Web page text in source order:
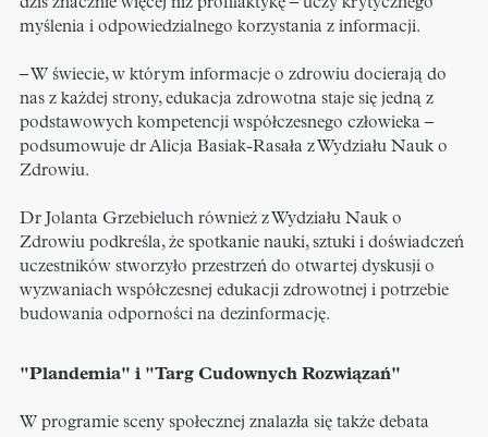
dziś znacznie więcej niż profilaktykę – uczy krytycznego
myślenia i odpowiedzialnego korzystania z informacji.
– W świecie, w którym informacje o zdrowiu docierają do
nas z każdej strony, edukacja zdrowotna staje się jedną z
podstawowych kompetencji współczesnego człowieka –
podsumowuje dr Alicja Basiak-Rasała z Wydziału Nauk o
Zdrowiu.
Dr Jolanta Grzebieluch również z Wydziału Nauk o
Zdrowiu podkreśla, że spotkanie nauki, sztuki i doświadczeń
uczestników stworzyło przestrzeń do otwartej dyskusji o
wyzwaniach współczesnej edukacji zdrowotnej i potrzebie
budowania odporności na dezinformację.
"Plandemia" i "Targ Cudownych Rozwiązań"
W programie sceny społecznej znalazła się także debata